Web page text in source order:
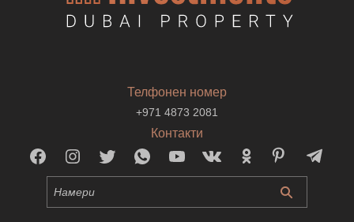
Телфонен номер
+971 4873 2081
Контакти